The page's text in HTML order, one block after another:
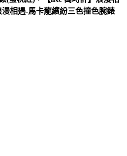
相遇-馬卡龍繽紛三色撞色腕錶